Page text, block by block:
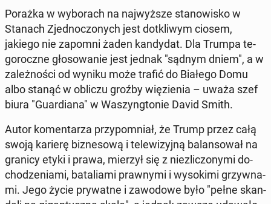
Porażka w wy­bo­rach na naj­wyż­sze sta­no­wi­sko w
Stanach Zjed­no­czo­nych jest do­tkli­wym ciosem,
jakiego nie zapomni żaden kan­dy­dat. Dla Trumpa te­
go­rocz­ne gło­so­wa­nie jest jednak "sądnym dniem", a w
za­leż­no­ści od wyniku może trafić do Białego Domu
albo stanąć w obliczu groźby wię­zie­nia – uważa szef
biura "Gu­ar­dia­na" w Wa­szyng­to­nie David Smith.
Autor ko­men­ta­rza przy­po­mniał, że Trump przez całą
swoją karierę biz­ne­so­wą i te­le­wi­zyj­ną ba­lan­so­wał na
granicy etyki i prawa, mierzył się z nie­zli­czo­ny­mi do­
cho­dze­nia­mi, ba­ta­lia­mi praw­ny­mi i wy­so­ki­mi grzyw­na­
mi. Jego życie pry­wat­ne i za­wo­do­we było "pełne skan­